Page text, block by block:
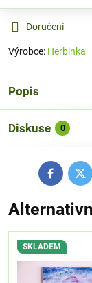
Doručení
Výrobce: Herbinka
Popis
Diskuse 0
Facebook
SKLADEM